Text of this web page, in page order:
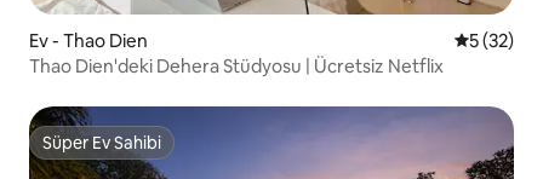
Ev - Thao Dien 55 (32)
Thao Dien'deki Dehera Stüdyosu | Ücretsiz Netflix
Süper Ev Sahibi
Süper Ev Sahibi